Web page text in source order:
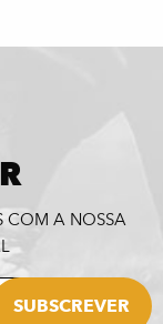
COM A NOSSA